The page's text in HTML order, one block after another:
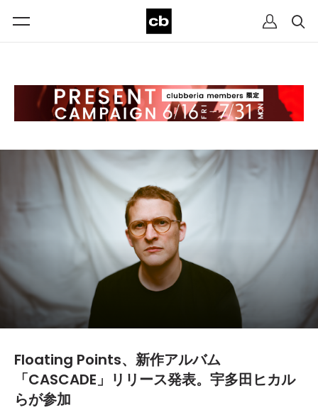
​Floating Points、新作アルバム
「CASCADE」リリース発表。宇多田ヒカル
らが参加